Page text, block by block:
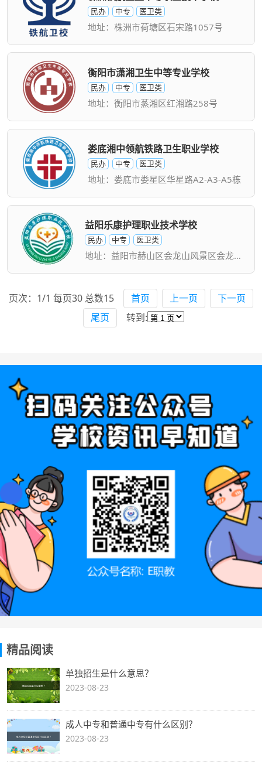
民办 中专 医卫类
地址：株洲市荷塘区石宋路1057号
衡阳市潇湘卫生中等专业学校
民办 中专 医卫类
地址：衡阳市蒸湘区红湘路258号
娄底湘中领航铁路卫生职业学校
民办 中专 医卫类
地址：娄底市娄星区华星路A2-A3-A5栋
益阳乐康护理职业技术学校
民办 中专 医卫类
地址：益阳市赫山区会龙山风景区会龙路456号
页次：1/1 每页30 总数15 首页 上一页
下一页
尾页
转到:
精品阅读
单独招生是什么意思？
2023-08-23
成人中专和普通中专有什么区别？
2023-08-23